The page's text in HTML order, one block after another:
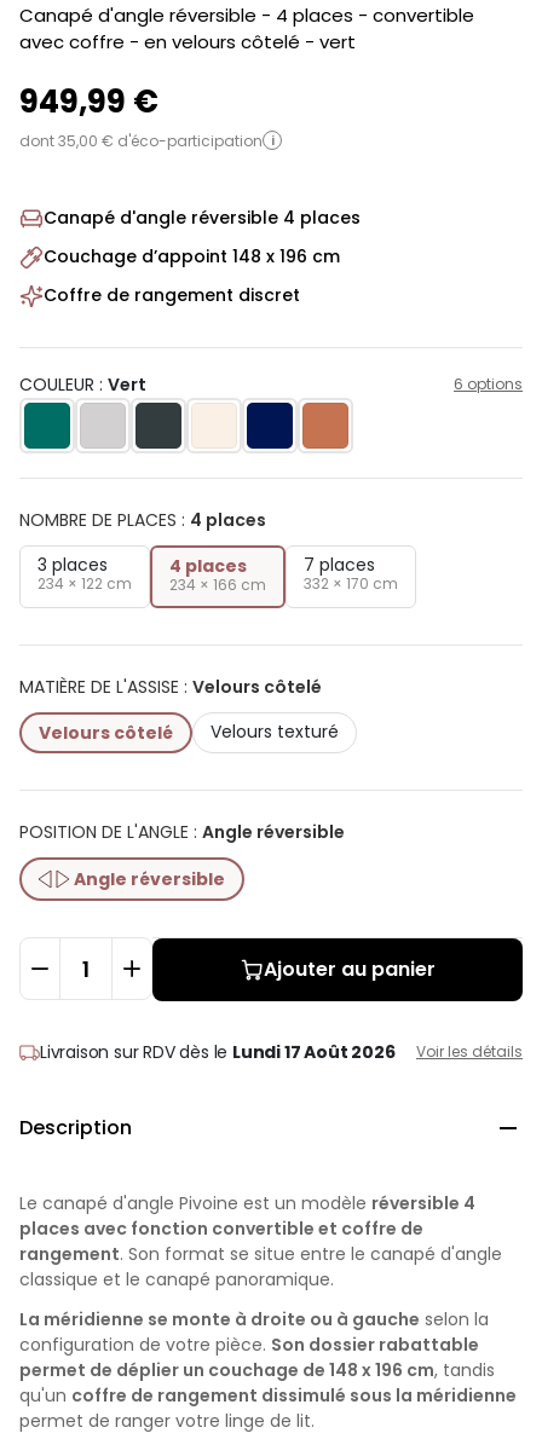
-
Canapé d'angle réversible - 4 places - convertible
avec coffre - en velours côtelé - vert
949,99 €
dont 35,00 € d'éco-participation i
Canapé d'angle réversible 4 places
Couchage d’appoint 148 x 196 cm
Coffre de rangement discret
COULEUR : Vert 6 options
NOMBRE DE PLACES : 4 places
3 places
234 × 122 cm
4 places
234 × 166 cm
7 places
332 × 170 cm
MATIÈRE DE L'ASSISE : Velours côtelé
Velours côtelé
Velours texturé
POSITION DE L'ANGLE : Angle réversible
Angle réversible
Ajouter au panier
Livraison sur RDVdès le Lundi 17 Août 2026 Voir les détails
Description 
Le canapé d'angle Pivoine est un modèle réversible 4
places avec fonction convertible et coffre de
rangement. Son format se situe entre le canapé d'angle
classique et le canapé panoramique.
La méridienne se monte à droite ou à gauche selon la
configuration de votre pièce. Son dossier rabattable
permet de déplier un couchage de 148 x 196 cm, tandis
qu'un coffre de rangement dissimulé sous la méridienne
permet de ranger votre linge de lit.